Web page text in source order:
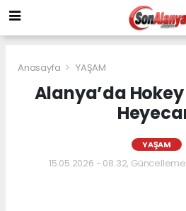
Anasayfa YAŞAM
Alanya’da
YAŞAM
15.05.2026 - 08:32,